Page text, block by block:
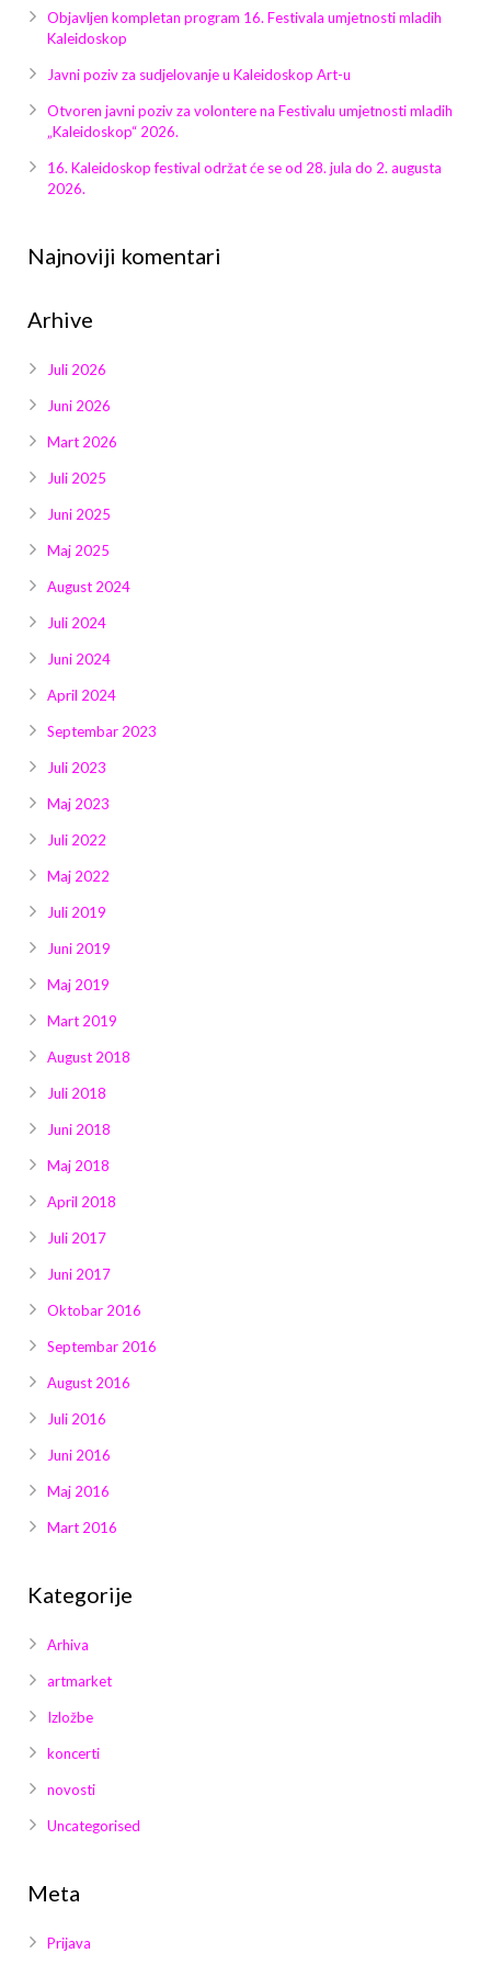
Galerija 2023
Objavljen kompletan program 16. Festivala umjetnosti mladih
Kaleidoskop
Javni poziv za sudjelovanje u Kaleidoskop Art-u
Otvoren javni poziv za volontere na Festivalu umjetnosti mladih
„Kaleidoskop“ 2026.
16. Kaleidoskop festival održat će se od 28. jula do 2. augusta
2026.
Najnoviji komentari
Arhive
Juli 2026
Juni 2026
Mart 2026
Juli 2025
Juni 2025
Maj 2025
August 2024
Juli 2024
Juni 2024
April 2024
Septembar 2023
Juli 2023
Maj 2023
Juli 2022
Maj 2022
Juli 2019
Juni 2019
Maj 2019
Mart 2019
August 2018
Juli 2018
Juni 2018
Maj 2018
April 2018
Juli 2017
Juni 2017
Oktobar 2016
Septembar 2016
August 2016
Juli 2016
Juni 2016
Maj 2016
Mart 2016
Kategorije
Arhiva
artmarket
Izložbe
koncerti
novosti
Uncategorised
Meta
Prijava